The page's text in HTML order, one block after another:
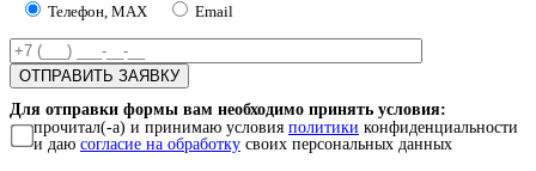
Телефон, MAX Email
Для отправки формы вам необходимо принять условия:
прочитал(-а) и принимаю условия политики конфиденциальности
и даю согласие на обработку своих персональных данных